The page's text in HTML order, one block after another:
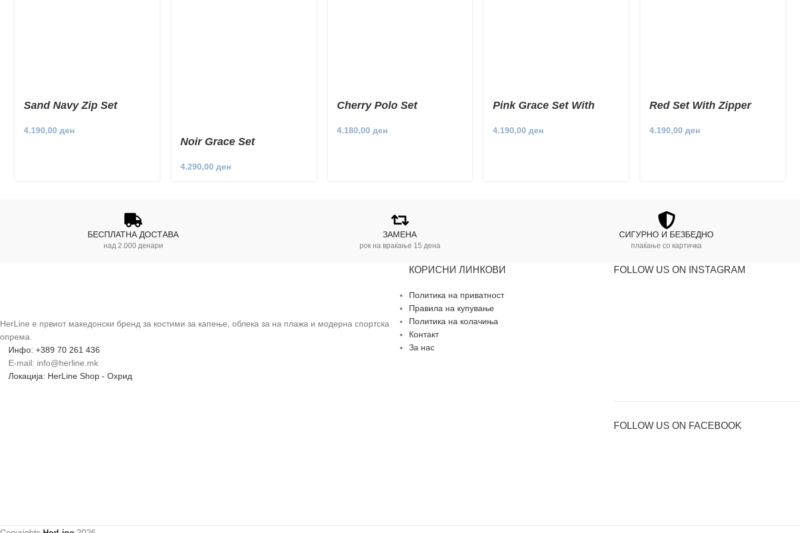
Sand Navy Zip Set
4.190,00 ден
Noir Grace Set
4.290,00 ден
Cherry Polo Set
4.180,00 ден
Pink Grace Set With
4.190,00ден
Red Set With Zipper
4.190,00ден
БЕСПЛАТНА ДОСТАВА
над 2.000 денари
ЗАМЕНА
рок на враќање 15 дена
СИГУРНО И БЕЗБЕДНО
плаќање со картичка
HerLine е првиот македонски бренд за костими за капење, облека за на плажа и модерна спортска
опрема.
Инфо: +389 70 261 436
E-mail: info@herline.mk
Локација: HerLine Shop - Охрид
КОРИСНИ ЛИНКОВИ
Политика на приватност
Правила на купување
Политика на колачиња
Контакт
За нас
FOLLOW US ON INSTAGRAM
FOLLOW US ON FACEBOOK